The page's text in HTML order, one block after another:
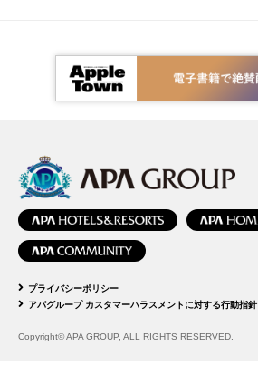
プライバシーポリシー
アパグループ カスタマーハラスメントに対する行動指針
Copyright© APA GROUP, ALL RIGHTS RESERVED.